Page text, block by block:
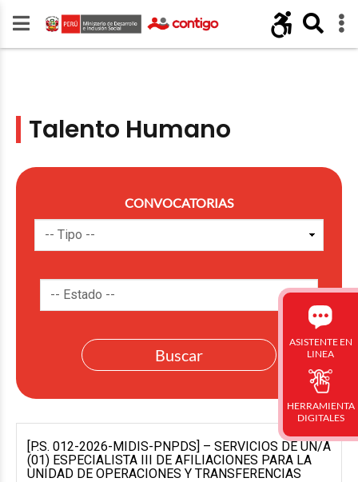
Talento Humano
CONVOCATORIAS
[P.S. 012-2026-MIDIS-PNPDS] – SERVICIOS DE UN/A
(01) ESPECIALISTA III DE AFILIACIONES PARA LA
UNIDAD DE OPERACIONES Y TRANSFERENCIAS
ASISTENTE EN
LINEA
HERRAMIENTA
DIGITALES